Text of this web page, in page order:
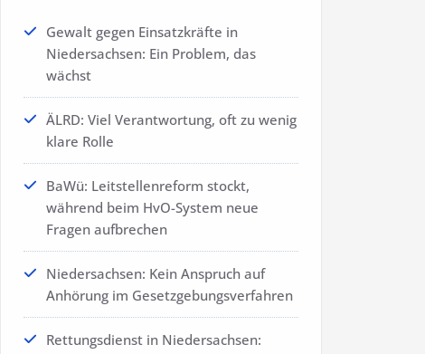
Gewalt gegen Einsatzkräfte in
Niedersachsen: Ein Problem, das
wächst
ÄLRD: Viel Verantwortung, oft zu wenig
klare Rolle
BaWü: Leitstellenreform stockt,
während beim HvO-System neue
Fragen aufbrechen
Niedersachsen: Kein Anspruch auf
Anhörung im Gesetzgebungsverfahren
Rettungsdienst in Niedersachsen: